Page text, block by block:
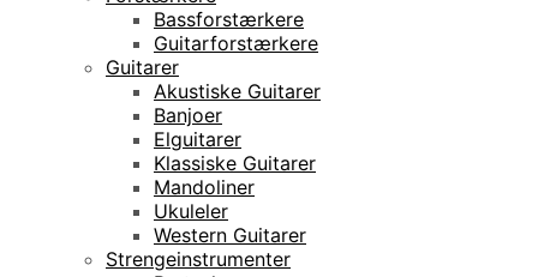
Bassforstærkere
Guitarforstærkere
Guitarer
Akustiske Guitarer
Banjoer
Elguitarer
Klassiske Guitarer
Mandoliner
Ukuleler
Western Guitarer
Strengeinstrumenter